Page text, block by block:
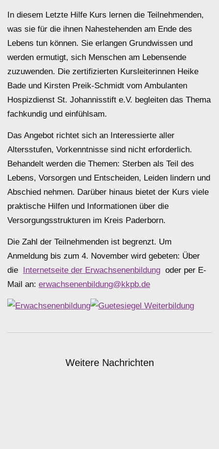
In diesem Letzte Hilfe Kurs lernen die Teilnehmenden,
was sie für die ihnen Nahestehenden am Ende des
Lebens tun können. Sie erlangen Grundwissen und
werden ermutigt, sich Menschen am Lebensende
zuzuwenden. Die zertifizierten Kursleiterinnen Heike
Bade und Kirsten Preik-Schmidt vom Ambulanten
Hospizdienst St. Johannisstift e.V. begleiten das Thema
fachkundig und einfühlsam.
Das Angebot richtet sich an Interessierte aller
Altersstufen, Vorkenntnisse sind nicht erforderlich.
Behandelt werden die Themen: Sterben als Teil des
Lebens, Vorsorgen und Entscheiden, Leiden lindern und
Abschied nehmen. Darüber hinaus bietet der Kurs viele
praktische Hilfen und Informationen über die
Versorgungsstrukturen im Kreis Paderborn.
Die Zahl der Teilnehmenden ist begrenzt. Um
Anmeldung bis zum 4. November wird gebeten: Über
die Internetseite der Erwachsenenbildung oder per E-
Mail an: erwachsenenbildung@kkpb.de
Weitere Nachrichten